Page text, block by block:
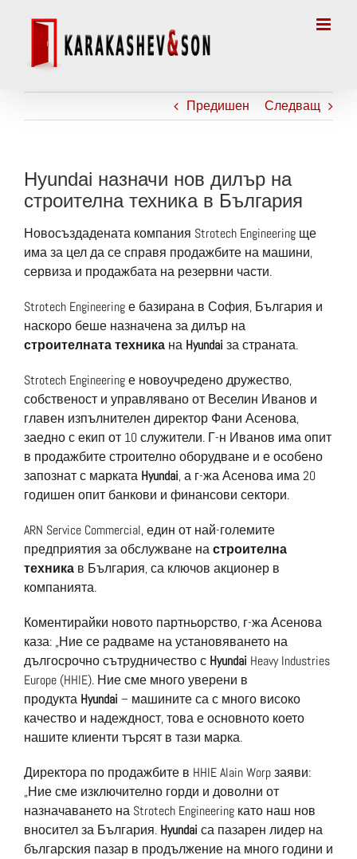
Предишен Следващ
Hyundai назначи нов дилър на
строителна техника в България
Новосъздадената компания Strotech Engineering ще
има за цел да се справя продажбите на машини,
сервиза и продажбата на резервни части.
Strotech Engineering е базирана в София, България и
наскоро беше назначена за дилър на
строителната техника на Hyundai за страната.
Strotech Engineering е новоучредено дружество,
собственост и управлявано от Веселин Иванов и
главен изпълнителен директор Фани Асенова,
заедно с екип от 10 служители. Г-н Иванов има опит
в продажбите строително оборудване и е особено
запознат с марката Hyundai, а г-жа Асенова има 20
годишен опит банкови и финансови сектори.
ARN Service Commercial, един от най-големите
предприятия за обслужване настроителна
техника в България, са ключов акционер в
компанията.
Коментирайки новото партньорство, г-жа Асенова
каза: „Ние се радваме на установяването на
дългосрочно сътрудничество с Hyundai Heavy Industries
Europe (HHIE). Ние сме много уверени в
продукта Hyundai – машините са с много високо
качество и надеждност, това е основното което
нашите клиенти търсят в тази марка.
Директора по продажбите в HHIE Alain Worp заяви:
„Ние сме изключително горди и доволни от
назначаването на Strotech Engineering като наш нов
вносител за България. Hyundai са пазарен лидер на
българския пазар в продължение на много години и